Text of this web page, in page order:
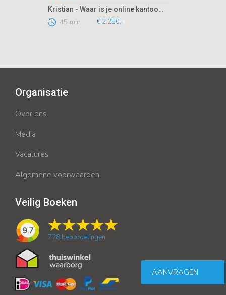
Kristian - Waar is je online kantoor?
45 min € 2.250,-
AANVRAGEN
Organisatie
Over ons
Media
Vacatures
Algemene voorwaarden
Veilig Boeken
9.7
728 beoordelingen